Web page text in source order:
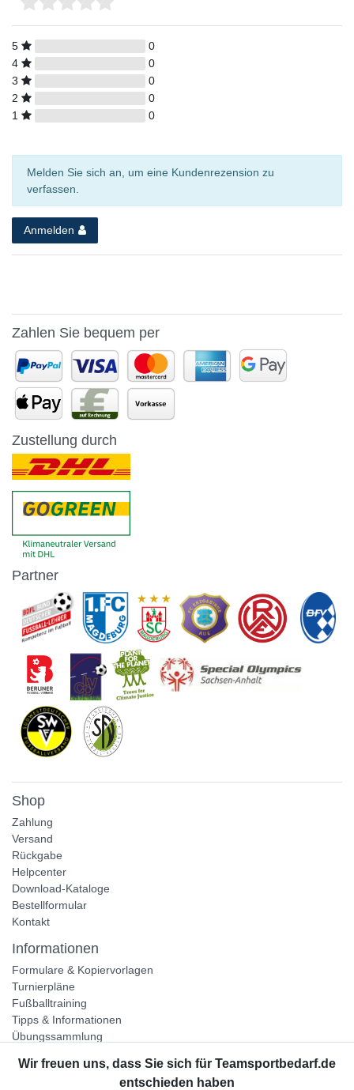
5
0
4
0
3
0
2
0
1
0
Melden Sie sich an, um eine Kundenrezension zu
verfassen.
Anmelden
Zahlen Sie bequem per
Zustellung durch
Partner
Shop
Zahlung
Versand
Rückgabe
Helpcenter
Download-Kataloge
Bestellformular
Kontakt
Informationen
Formulare & Kopiervorlagen
Turnierpläne
Fußballtraining
Tipps & Informationen
Übungssammlung
Unternehmen